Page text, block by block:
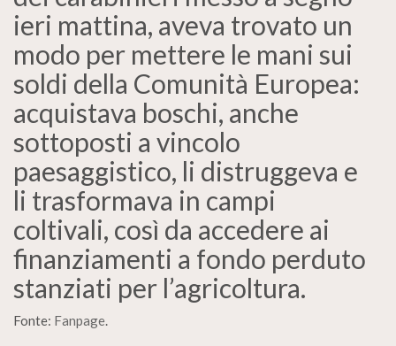
ieri mattina, aveva trovato un
modo per mettere le mani sui
soldi della Comunità Europea:
acquistava boschi, anche
sottoposti a vincolo
paesaggistico, li distruggeva e
li trasformava in campi
coltivali, così da accedere ai
finanziamenti a fondo perduto
stanziati per l’agricoltura.
Fonte: Fanpage.